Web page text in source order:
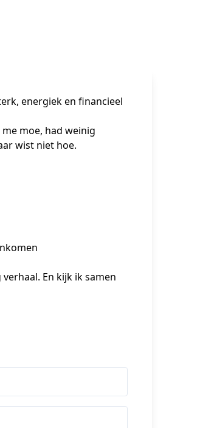
energiek en financieel
moe, had weinig
wist niet hoe.
En kijk ik samen